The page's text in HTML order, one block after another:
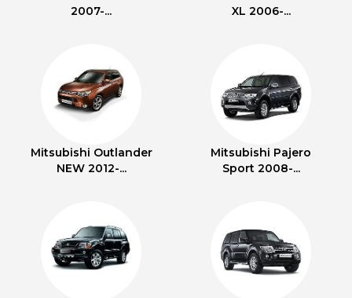
2007-...
XL 2006-...
Mitsubishi Outlander
NEW 2012-...
Mitsubishi Pajero
Sport 2008-...